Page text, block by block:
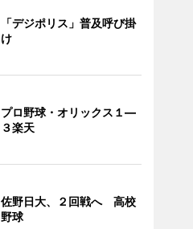
「デジポリス」普及呼び掛
け
プロ野球・オリックス１―
３楽天
佐野日大、２回戦へ 高校
野球